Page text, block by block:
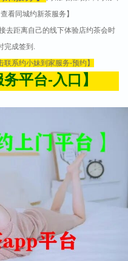
推广会——洪湖站
可空降联系方式-全国空降约
电话号码-微信快约100元是
—附近可约女联系方式
电话-同城附近品茶电话联系
看同城约新茶服务】
去距离自己的线下体验店约茶会时
完成签到.
联系约小妹到家服务-预约】
平台-入口】